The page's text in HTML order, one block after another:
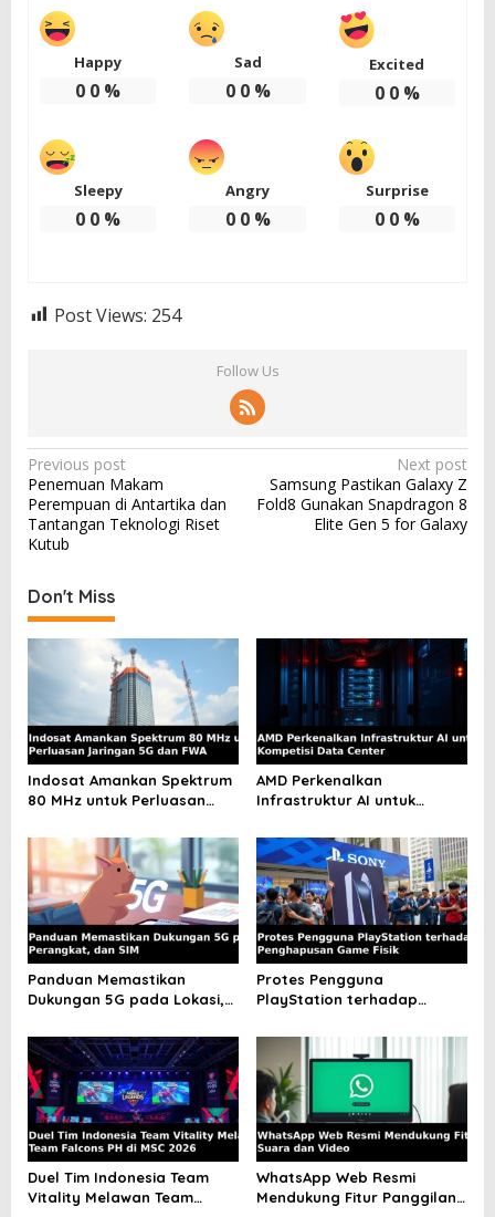
Happy
0 0 %
Sad
0 0%
Excited
0 0%
Sleepy
0 0 %
Angry
0 0%
Surprise
0 0%
Post Views: 254
Follow Us
P
o
s
t
n
a
v
g
a
t
i
o
n
Previous post
Penemuan Makam
Perempuan di Antartika dan
Tantangan Teknologi Riset
Kutub
Next post
Samsung Pastikan Galaxy Z
Fold8 Gunakan Snapdragon 8
Elite Gen 5 for Galaxy
Don't Miss
Indosat Amankan Spektrum
80 MHz untuk Perluasan
AMD Perkenalkan
Infrastruktur AI untuk
Panduan Memastikan
Dukungan 5G pada Lokasi,
Protes Pengguna
PlayStation terhadap
Duel Tim Indonesia Team
Vitality Melawan Team
WhatsApp Web Resmi
Mendukung Fitur Panggilan